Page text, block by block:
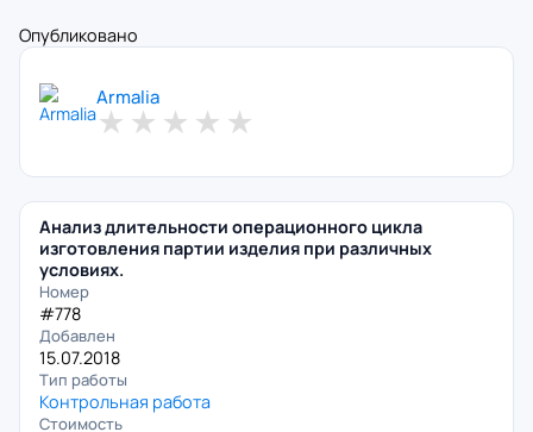
Опубликовано
Armalia
★ ★ ★ ★ ★
Анализ длительности операционного цикла
изготовления партии изделия при различных
условиях.
Номер
#778
Добавлен
15.07.2018
Тип работы
Контрольная работа
Стоимость